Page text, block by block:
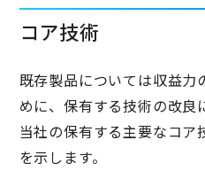
コア技術
既存製品については収益力
めに、保有する技術の改良
当社の保有する主要なコア
を示します。